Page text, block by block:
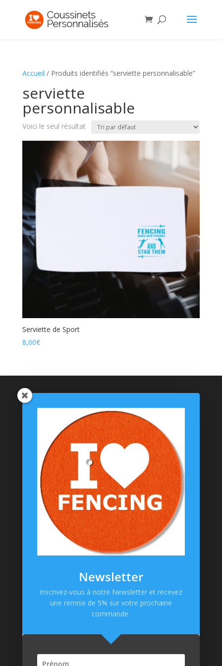
Accueil / Produits identifiés “serviette personnalisable”
serviette
personnalisable
Voici le seul résultat
Serviette de Sport
8,00€
Catégories de produits
Coussinets Personnalisés
T-shirts
Chaussettes
Goodies
Informations
Messagerie Facebook
Mentions Légales
Politique de confidentialité
Paiement en ligne
Newsletter
Inscrivez-vous à notre Newsletter et recevez
une remise de 5% sur votre prochaine
commande.